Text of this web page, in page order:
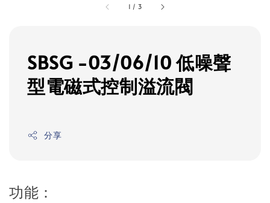
1 / 3
SBSG -03/06/10 低噪聲
型電磁式控制溢流閥
分享
功能：